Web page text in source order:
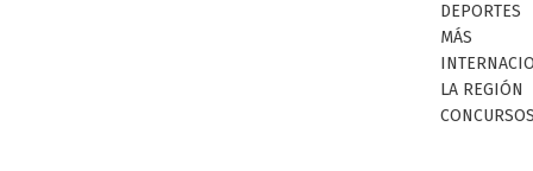
DEPORTES
MÁS
LA REGIÓN
CONCURSOS